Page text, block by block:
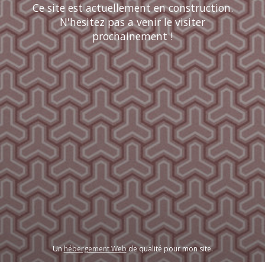
Ce site est actuellement en construction.
N'hesitez pas a venir le visiter
prochainement !
Unhébergement Webde qualité pour mon site.